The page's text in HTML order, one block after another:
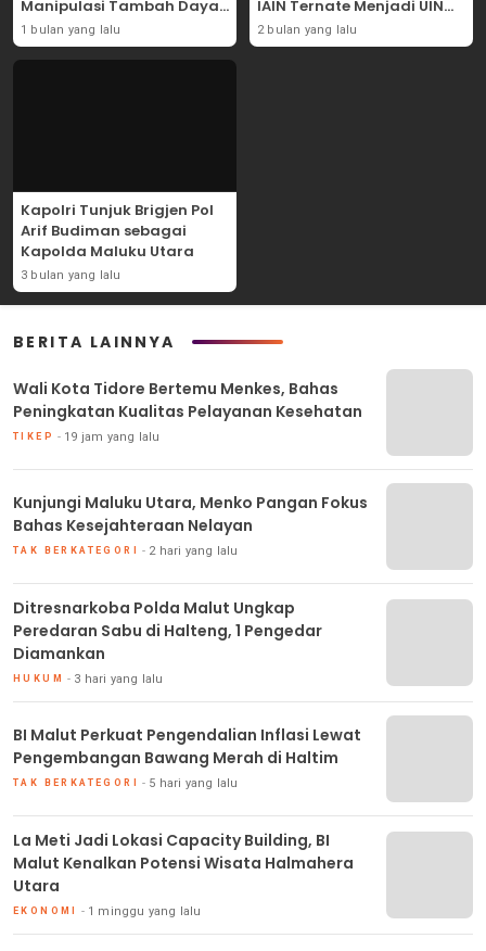
Manipulasi Tambah Daya
Listrik di PLN
1 bulan yang lalu
IAIN Ternate Menjadi UIN
Sultan Baabullah
2 bulan yang lalu
Kapolri Tunjuk Brigjen Pol
Arif Budiman sebagai
Kapolda Maluku Utara
3 bulan yang lalu
BERITA LAINNYA
Wali Kota Tidore Bertemu Menkes, Bahas
Peningkatan Kualitas Pelayanan Kesehatan
TIKEP 19 jam yang lalu
Kunjungi Maluku Utara, Menko Pangan Fokus
Bahas Kesejahteraan Nelayan
TAK BERKATEGORI 2 hari yang lalu
Ditresnarkoba Polda Malut Ungkap
Peredaran Sabu di Halteng, 1 Pengedar
Diamankan
HUKUM 3 hari yang lalu
BI Malut Perkuat Pengendalian Inflasi Lewat
Pengembangan Bawang Merah di Haltim
TAK BERKATEGORI 5 hari yang lalu
La Meti Jadi Lokasi Capacity Building, BI
Malut Kenalkan Potensi Wisata Halmahera
Utara
EKONOMI 1 minggu yang lalu